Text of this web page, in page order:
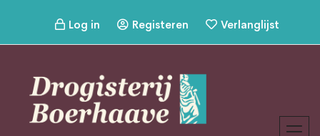
Log in Registeren Verlanglijst